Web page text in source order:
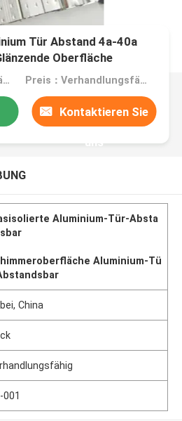
Tür Abstand 4a-40a
Oberfläche
MOQ：Verhandlungsfähig Preis：Verhandlungsfähig
Kontaktieren Sie
uns
Aluminium-Tür-Absta
Aluminium-Tü
China
001